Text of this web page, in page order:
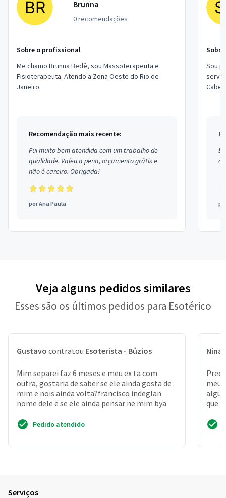
Brunna
0 recomendações
Sobre o profissional
Me chamo Brunna Bedê, sou Massoterapeuta e
Fisioterapeuta. Atendo a Zona Oeste do Rio de
Janeiro.
Recomendação mais recente:
Fui muito bem atendida com um trabalho de
qualidade. Valeu a pena, orçamento grátis e
não é careiro. Obrigada!
porAna Paula
Sou
Veja alguns pedidos similares
Esses são os últimos pedidos para Esotérico
Gustavo contratou Esoterista - Búzios
Mim separei faz 6 meses e meu ex ta com
outra, gostaria de saber se ele ainda gosta de
mim e nois ainda volta?francisco indeglan
nome dele e se ele ainda pensar ne mim bya
Pedido atendido
Nina
meu
que
Serviços